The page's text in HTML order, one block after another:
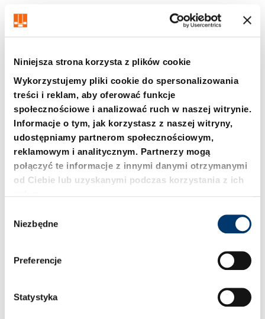
Niniejsza strona korzysta z plików cookie
Wykorzystujemy pliki cookie do spersonalizowania
treści i reklam, aby oferować funkcje
społecznościowe i analizować ruch w naszej witrynie.
Informacje o tym, jak korzystasz z naszej witryny,
udostępniamy partnerom społecznościowym,
reklamowym i analitycznym. Partnerzy mogą
połączyć te informacje z innymi danymi otrzymanymi
od Ciebie lub uzyskanymi podczas korzystania z ich
Niezbędne
Preferencje
Statystyka
2488.94.13.02400.025
2488.94.13.04200.025